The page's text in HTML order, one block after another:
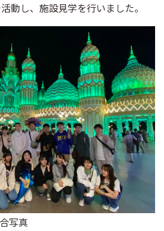
動し、施設見学を行いました。
写真